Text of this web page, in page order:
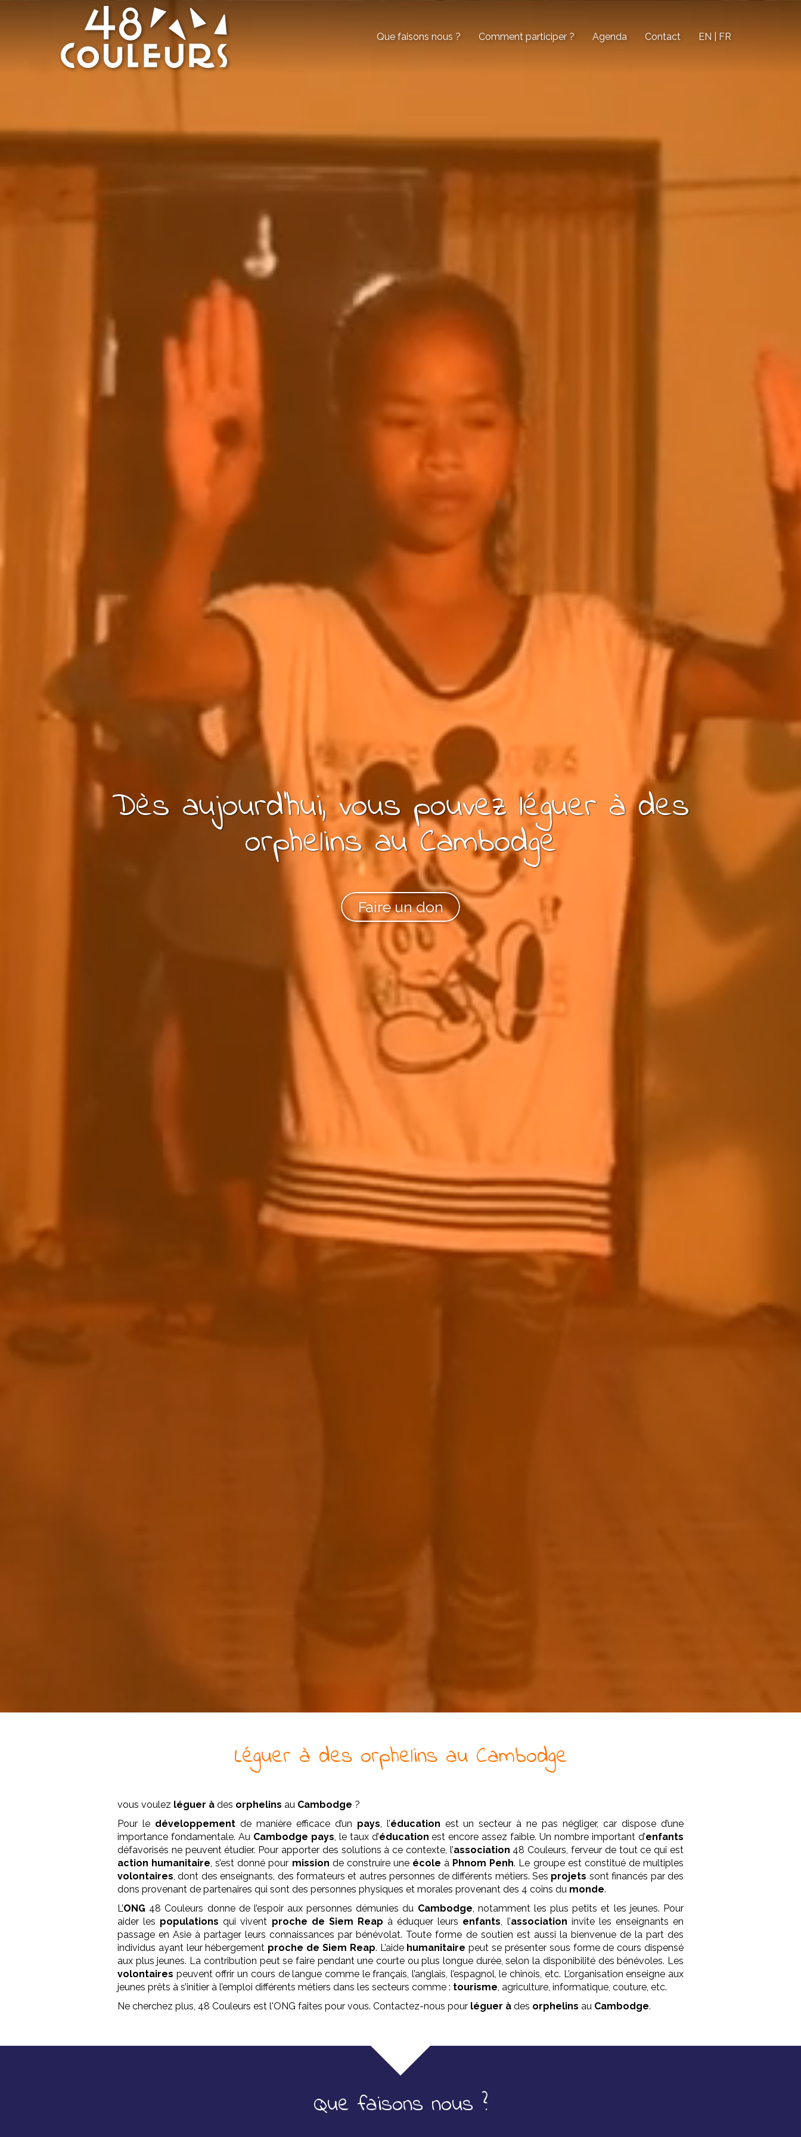
Que faisons nous ? Comment participer ? Agenda Contact EN | FR
Dès aujourd'hui, vous pouvezléguer àdes
orphelinsau Cambodge
Faire un don
Léguer à des orphelinsau Cambodge
vous voulez léguer à des orphelins au Cambodge ?
Pour le développementde manière efficace d’un pays, l’éducation est un secteur à ne pas négliger, car dispose d’une
importance fondamentale. Au Cambodge pays, le taux d’éducation est encore assez faible. Un nombre important d’enfants
défavorisés ne peuvent étudier. Pour apporter des solutions à ce contexte, l’association 48 Couleurs, ferveur de tout ce qui est
action humanitaire, s’est donné pour mission de construire une école à Phnom Penh. Le groupe est constitué de multiples
volontaires, dont des enseignants, des formateurs et autres personnes de différents métiers. Ses projets sont financés par des
dons provenant de partenaires qui sont des personnes physiques et morales provenant des 4 coins du monde.
L’ONG 48 Couleurs donne de l’espoir aux personnes démunies du Cambodge, notamment les plus petits et les jeunes. Pour
aider les populations qui vivent proche de Siem Reap à éduquer leurs enfants, l’association invite les enseignants en
passage en Asie à partager leurs connaissances par bénévolat. Toute forme de soutien est aussi la bienvenue de la part des
individus ayant leur hébergement proche de Siem Reap. L’aide humanitaire peut se présenter sous forme de cours dispensé
aux plus jeunes. La contribution peut se faire pendant une courte ou plus longue durée, selon la disponibilité des bénévoles. Les
volontaires peuvent offrir un cours de langue comme le français, l’anglais, l’espagnol, le chinois, etc. L’organisation enseigne aux
jeunes prêts à s’initier à l’emploi différents métiers dans les secteurs comme : tourisme, agriculture, informatique, couture, etc.
Ne cherchez plus, 48 Couleurs est l'ONG faites pour vous. Contactez-nous pour léguer à des orphelins au Cambodge.
Que faisons nous ?